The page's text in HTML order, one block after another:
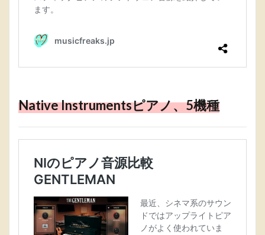
Native Instrumentsピアノ、5機種